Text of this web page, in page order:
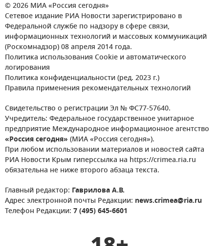
© 2026 МИА «Россия сегодня»
Сетевое издание РИА Новости зарегистрировано в
Федеральной службе по надзору в сфере связи,
информационных технологий и массовых коммуникаций
(Роскомнадзор) 08 апреля 2014 года.
Политика использования Cookie и автоматического
логирования
Политика конфиденциальности (ред. 2023 г.)
Правила применения рекомендательных технологий
Свидетельство о регистрации Эл № ФС77-57640.
Учредитель: Федеральное государственное унитарное
предприятие Международное информационное агентство
«Россия сегодня» (МИА «Россия сегодня»).
При любом использовании материалов и новостей сайта
РИА Новости Крым гиперссылка на https://crimea.ria.ru
обязательна не ниже второго абзаца текста.
Главный редактор: Гаврилова А.В.
Адрес электронной почты Редакции: news.crimea@ria.ru
Телефон Редакции: 7 (495) 645-6601